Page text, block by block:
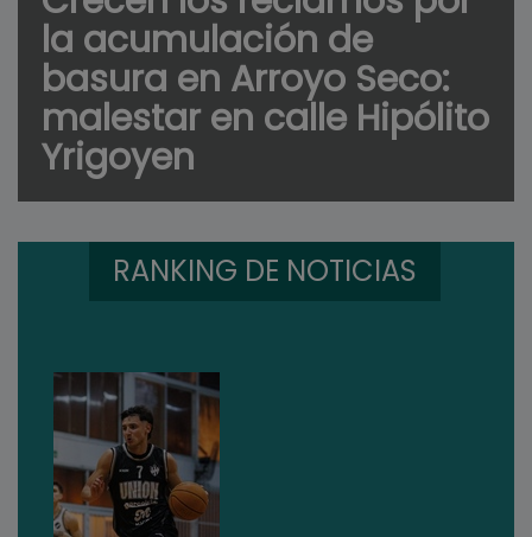
la acumulación de
basura en Arroyo Seco:
malestar en calle Hipólito
Yrigoyen
RANKING DE NOTICIAS